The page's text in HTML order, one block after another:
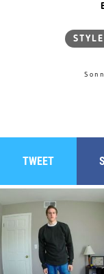
STYLE
TWEET